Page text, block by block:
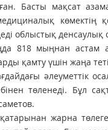
Басты мақсат
көмектің
облыстық
818 мыңнан
қамту үшін жаңа
әлеуметтік
төленеді. Бұл
жарна